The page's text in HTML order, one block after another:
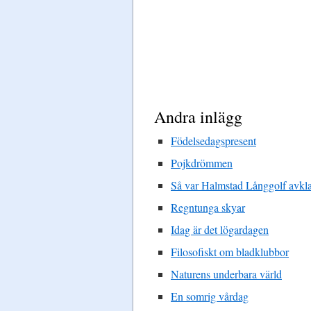
Andra inlägg
Födelsedagspresent
Pojkdrömmen
Så var Halmstad Långgolf
Regntunga skyar
Idag är det lögardagen
Filosofiskt om bladklubbor
Naturens underbara värld
En somrig vårdag